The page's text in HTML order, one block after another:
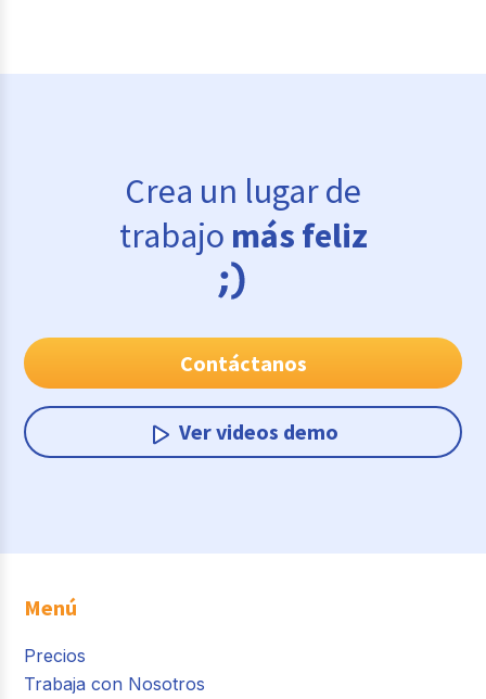
Crea un lugar de
trabajo más feliz
Contáctanos
Ver videos demo
Menú
Precios
Trabaja con Nosotros